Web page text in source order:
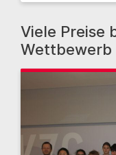
Viele Preise
Wettbewerb